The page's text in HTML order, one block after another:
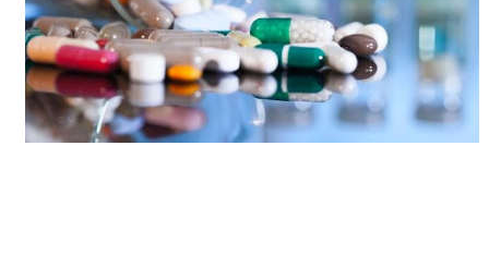
ΠΟΛΙΤΙΣΜΟΣ
ΠΕΡΙΒΑΛΛΟΝ
ΤΕΧΝΟΛΟΓΙΑ
ΔΙΕΘΝΗ